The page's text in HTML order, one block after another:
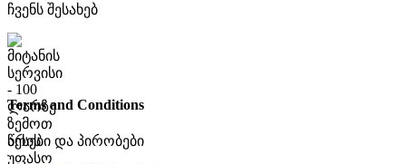
ჩვენს შესახებ
Terms and Conditions
წესები და პირობები